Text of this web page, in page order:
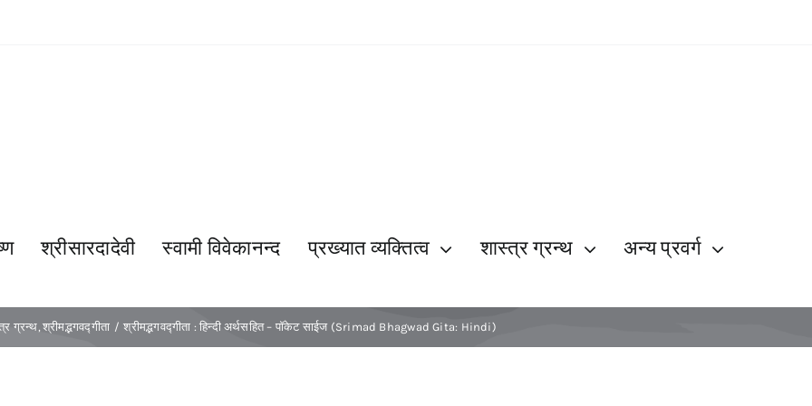
श्रीसारदादेवी स्वामी विवेकानन्द प्रख्यात व्यक्तित्व शास्त्र ग्रन्थ अन्य प्रवर्ग
ग्रन्थ श्रीमद्भगवद्गीता श्रीमद्भगवद्गीता : हिन्दी अर्थसहित – पॉकेट साईज (Srimad Bhagwad Gita: Hindi)